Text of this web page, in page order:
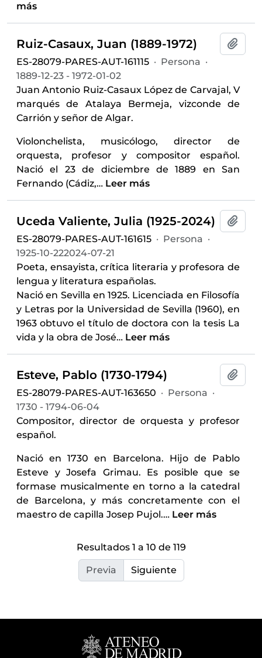
más
Ruiz-Casaux, Juan (1889-1972)
ES-28079-PARES-AUT-161115 · Persona ·
1889-12-23 - 1972-01-02
Juan Antonio Ruiz-Casaux López de Carvajal, V
marqués de Atalaya Bermeja, vizconde de
Carrión y señor de Algar.
Violonchelista, musicólogo, director de
orquesta, profesor y compositor español.
Nació el 23 de diciembre de 1889 en San
Fernando (Cádiz,… Leer más
Uceda Valiente, Julia (1925-2024)
ES-28079-PARES-AUT-161615 · Persona ·
1925-10-222024-07-21
Poeta, ensayista, crítica literaria y profesora de
lengua y literatura españolas.
Nació en Sevilla en 1925. Licenciada en Filosofía
y Letras por la Universidad de Sevilla (1960), en
1963 obtuvo el título de doctora con la tesis La
vida y la obra de José… Leer más
Esteve, Pablo (1730-1794)
ES-28079-PARES-AUT-163650 · Persona ·
1730 - 1794-06-04
Compositor, director de orquesta y profesor
español.
Nació en 1730 en Barcelona. Hijo de Pablo
Esteve y Josefa Grimau. Es posible que se
formase musicalmente en torno a la catedral
de Barcelona, y más concretamente con el
maestro de capilla Josep Pujol.… Leer más
Resultados 1 a 10 de 119
Previa Siguiente